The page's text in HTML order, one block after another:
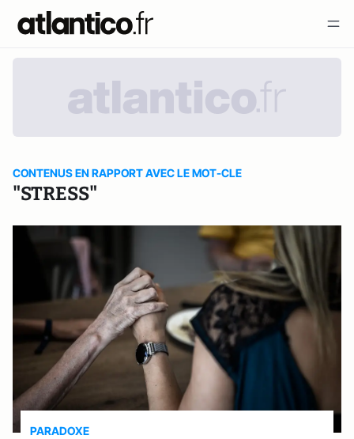
CONTENUS EN RAPPORT AVEC LE MOT-CLE
"STRESS"
PARADOXE